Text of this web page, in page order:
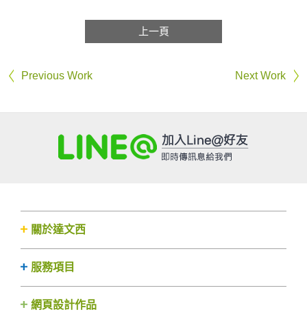
上一頁
Previous Work Next Work
關於達文西
服務項目
網頁設計作品